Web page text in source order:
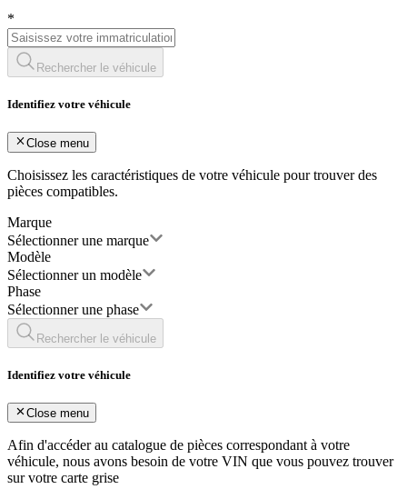
*
Rechercher le véhicule
Identifiez votre véhicule
Close menu
Choisissez les caractéristiques de votre véhicule pour trouver des
pièces compatibles.
Marque
Sélectionner une marque
Modèle
Sélectionner un modèle
Phase
Sélectionner une phase
Rechercher le véhicule
Identifiez votre véhicule
Close menu
Afin d'accéder au catalogue de pièces correspondant à votre
véhicule, nous avons besoin de votre VIN que vous pouvez trouver
sur votre carte grise